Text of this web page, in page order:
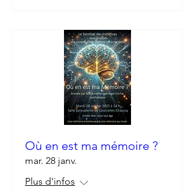
Où en est ma mémoire ?
mar. 28 janv.
Plus d'infos